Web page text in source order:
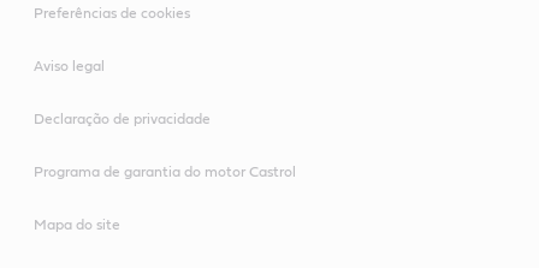
Preferências de cookies
Aviso legal
Declaração de privacidade
Programa de garantia do motor Castrol
Mapa do site